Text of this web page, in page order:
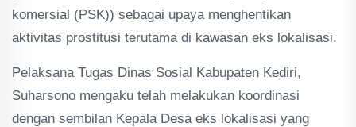
komersial (PSK)) sebagai upaya menghentikan
aktivitas prostitusi terutama di kawasan eks lokalisasi.
Pelaksana Tugas Dinas Sosial Kabupaten Kediri,
Suharsono mengaku telah melakukan koordinasi
dengan sembilan Kepala Desa eks lokalisasi yang